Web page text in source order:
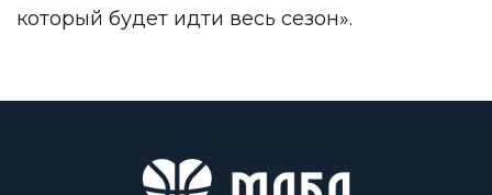
который будет идти весь сезон».